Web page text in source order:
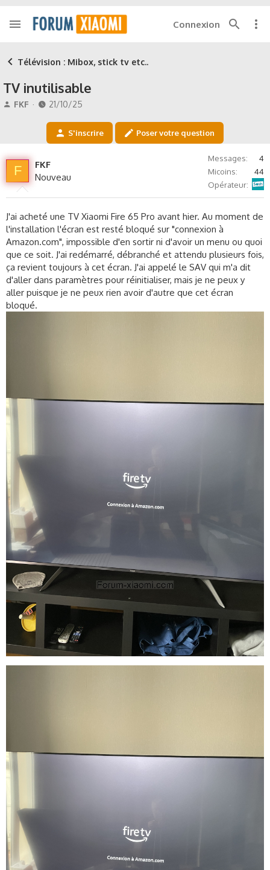
Connexion
Télévision : Mibox, stick tv etc..
TV inutilisable
A
r
d
e
l
d
i
s
c
u
s
i
o
FKF
D
e
é
b
t
21/10/25
S'inscrire Poser votre question
F
FKF
Nouveau
Messages
4
Micoins
44
Opérateur
J'ai acheté une TV Xiaomi Fire 65 Pro avant hier. Au moment de
l'installation l'écran est resté bloqué sur "connexion à
Amazon.com", impossible d'en sortir ni d'avoir un menu ou quoi
que ce soit. J'ai redémarré, débranché et attendu plusieurs fois,
ça revient toujours à cet écran. J'ai appelé le SAV qui m'a dit
d'aller dans paramètres pour réinitialiser, mais je ne peux y
aller puisque je ne peux rien avoir d'autre que cet écran
bloqué.